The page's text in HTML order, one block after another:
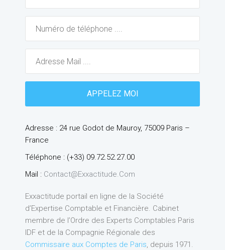
Adresse : 24 rue Godot de Mauroy, 75009 Paris –
France
Téléphone : (+33) 09.72.52.27.00
Mail : Contact@exxactitude.com
Exxactitude portail en ligne de la Société
d’Expertise Comptable et Financière. Cabinet
membre de l’Ordre des Experts Comptables Paris
IDF et de la Compagnie Régionale des
Commissaire aux Comptes de Paris, depuis 1971.